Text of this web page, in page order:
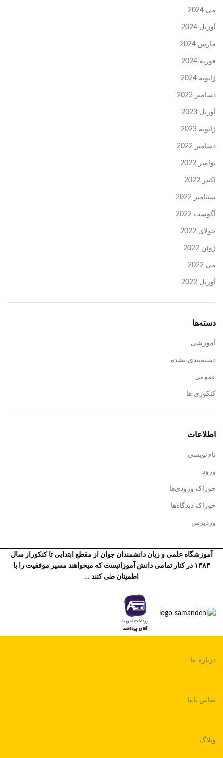
می 2024
آوریل 2024
مارس 2024
فوریه 2024
ژانویه 2024
دسامبر 2023
آوریل 2023
ژانویه 2023
دسامبر 2022
نوامبر 2022
اکتبر 2022
سپتامبر 2022
آگوست 2022
جولای 2022
ژوئن 2022
می 2022
آوریل 2022
دسته‌ها
آموزشی
دسته‌بندی نشده
عمومی
کنکوری ها
اطلاعات
نام‌نویسی
ورود
خوراک ورودی‌ها
خوراک دیدگاه‌ها
وردپرس
آموزشگاه علمی و زبان دانشمندان جوان از مقطع ابتدایی تا کنکوراز سال
۱۳۸۴ در کنار تمامی دانش آموزانیست که میخواهند مسیر موفقیت را با
اطمینان طی کنند …
درباره ما
تماس باما
وبلاگ